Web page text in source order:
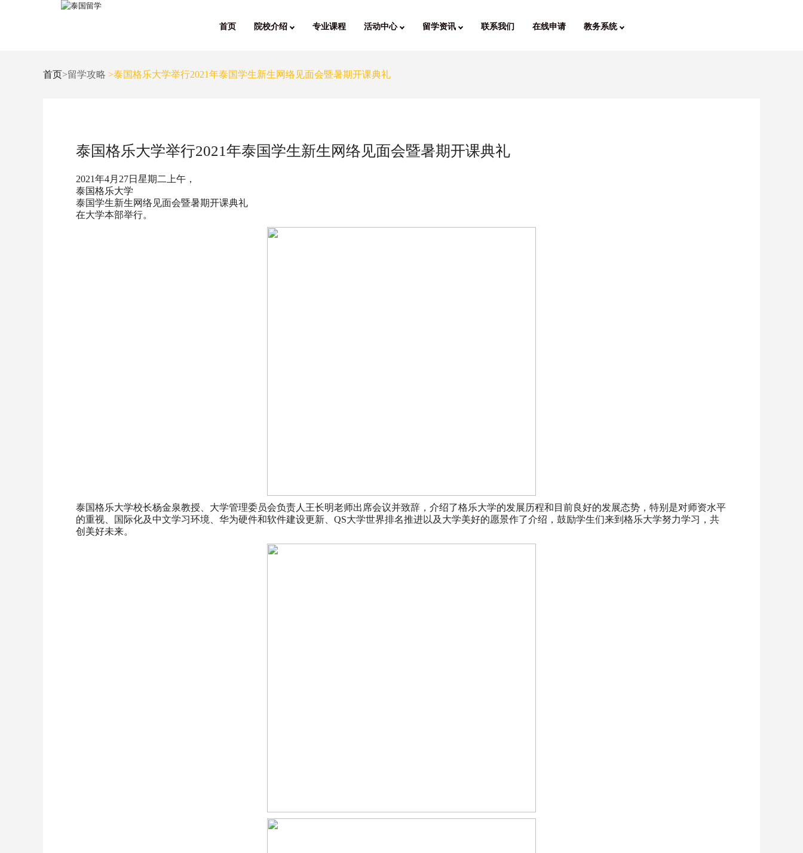
首页 院校介绍 专业课程 活动中心 留学资讯 联系我们 在线申请 教务系统
首页>留学攻略 >泰国格乐大学举行2021年泰国学生新生网络见面会暨暑期开课典礼
泰国格乐大学举行2021年泰国学生新生网络见面会暨暑期开课典礼
2021年4月27日星期二上午，
泰国格乐大学
泰国学生新生网络见面会暨暑期开课典礼
在大学本部举行。
泰国格乐大学校长杨金泉教授、大学管理委员会负责人王长明老师出席会议并致辞，介绍了格乐大学的发展历程和目前良好的发展态势，特别是对师资水平
的重视、国际化及中文学习环境、华为硬件和软件建设更新、QS大学世界排名推进以及大学美好的愿景作了介绍，鼓励学生们来到格乐大学努力学习，共
创美好未来。